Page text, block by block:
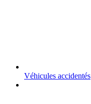
Véhicules accidentés